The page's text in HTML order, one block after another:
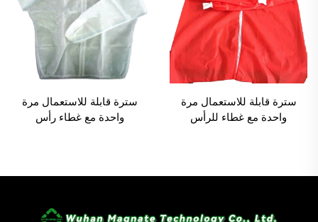
سترة قابلة للاستعمال مرة
واحدة مع غطاء للرأس
سترة قابلة للاستعمال مرة
واحدة مع غطاء رأس